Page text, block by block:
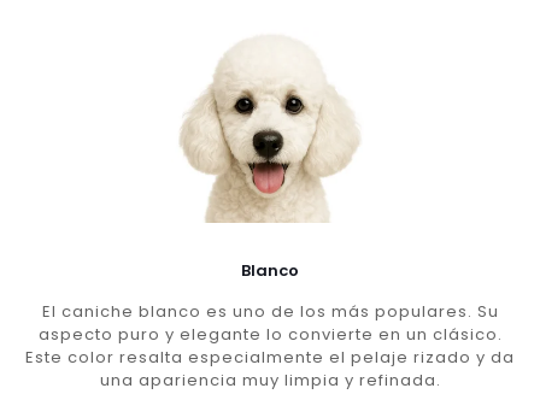
Blanco
El caniche blanco es uno de los más populares. Su
aspecto puro y elegante lo convierte en un clásico.
Este color resalta especialmente el pelaje rizado y da
una apariencia muy limpia y refinada.